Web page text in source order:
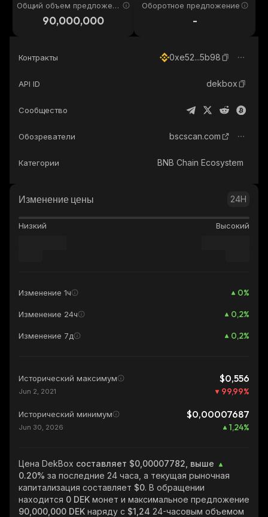
Общий объем предложени
90,000,000
Оборотное предложение
-
Контракты 0xe52...5b98
API ID dekbox
Сообщество
Обозреватели bscscan.com
Категории BNB Chain Ecosystem
Изменение цены 24H
Низкий Высокий
Изменение 1ч 0%
Изменение 24ч 0,2%
Изменение 7д 0,2%
Исторический максимум $0,556
Jun 2, 2021 99,99%
Исторический минимум $0,00007687
Jun 30, 2026 1,24%
Цена DekBox составляет $0,00007782, выше
0.20% за последние 24 часа, а текущая рыночная
капитализация составляет $0. В обращении
находится 0 DEK монет и максимальное предложение
90,000,000 DEK наряду с $1,24 24-часовым объемом